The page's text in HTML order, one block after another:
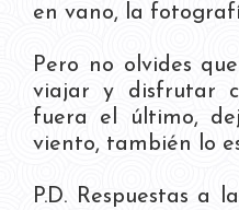
en vano, la
Pero no olvides
viajar y disfrutar
fuera el último,
viento, también lo
P.D. Respuestas a